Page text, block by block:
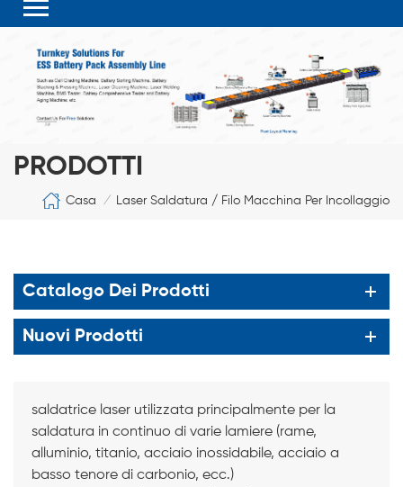
PRODOTTI
Casa / Laser Saldatura / Filo Macchina Per Incollaggio
Catalogo Dei Prodotti
Nuovi Prodotti
saldatrice laser utilizzata principalmente per la
saldatura in continuo di varie lamiere (rame,
alluminio, titanio, acciaio inossidabile, acciaio a
basso tenore di carbonio, ecc.)